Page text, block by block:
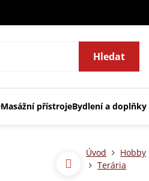
Hledat
Masážní přístrojeBydlení a doplňky
Úvod Hobby
Terária